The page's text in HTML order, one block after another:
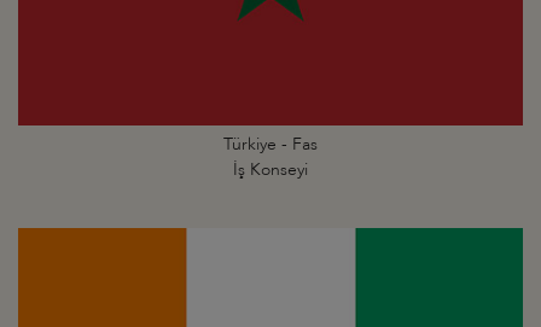
Türkiye - Fas
İş Konseyi